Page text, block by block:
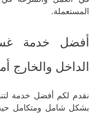
المستعملة.
أفضل خدمة
الداخل والخارج
نقدم لكم أفضل خدمة
بشكل شامل ومتكامل